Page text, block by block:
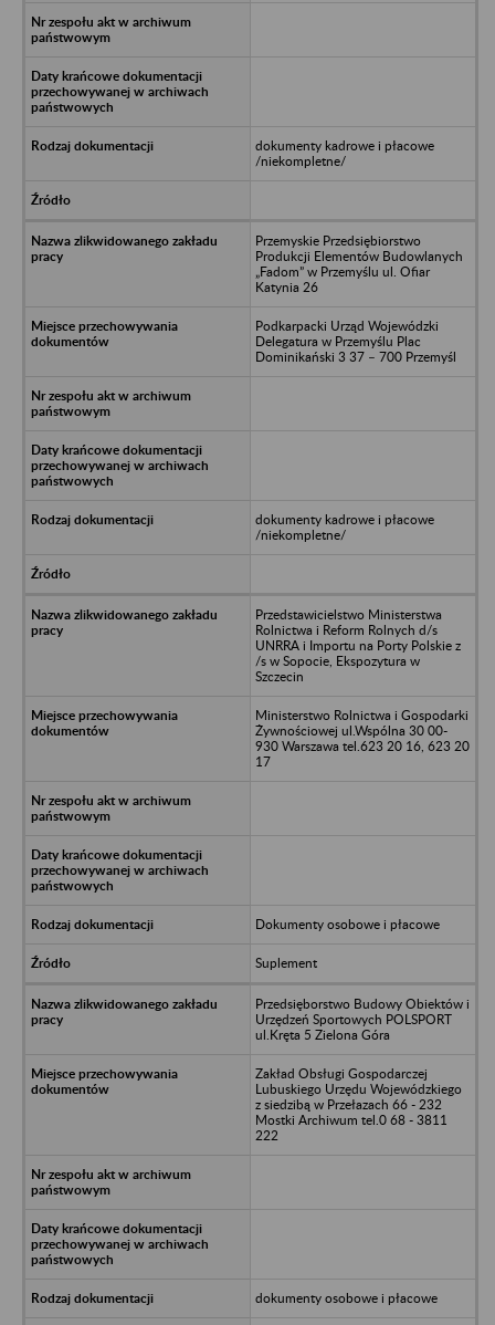
dokumenty kadrowe i płacowe
/niekompletne/
Przemyskie Przedsiębiorstwo
Produkcji Elementów Budowlanych
„Fadom” w Przemyślu ul. Ofiar
Katynia 26
Podkarpacki Urząd Wojewódzki
Delegatura w Przemyślu Plac
Dominikański 3 37 – 700 Przemyśl
dokumenty kadrowe i płacowe
/niekompletne/
Przedstawicielstwo Ministerstwa
Rolnictwa i Reform Rolnych d/s
UNRRA i Importu na Porty Polskie z
/s w Sopocie, Ekspozytura w
Szczecin
Ministerstwo Rolnictwa i Gospodarki
Żywnościowej ul.Wspólna 30 00-
930 Warszawa tel.623 20 16, 623 20
17
Dokumenty osobowe i płacowe
Suplement
Przedsięborstwo Budowy Obiektów i
Urzędzeń Sportowych POLSPORT
ul.Kręta 5 Zielona Góra
Zakład Obsługi Gospodarczej
Lubuskiego Urzędu Wojewódzkiego
z siedzibą w Przełazach 66 - 232
Mostki Archiwum tel.0 68 - 3811
222
dokumenty osobowe i płacowe